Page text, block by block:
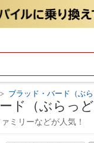
> ブラッド・バード（ぶら
ド（ぶらっど
ミリーなどが人気！